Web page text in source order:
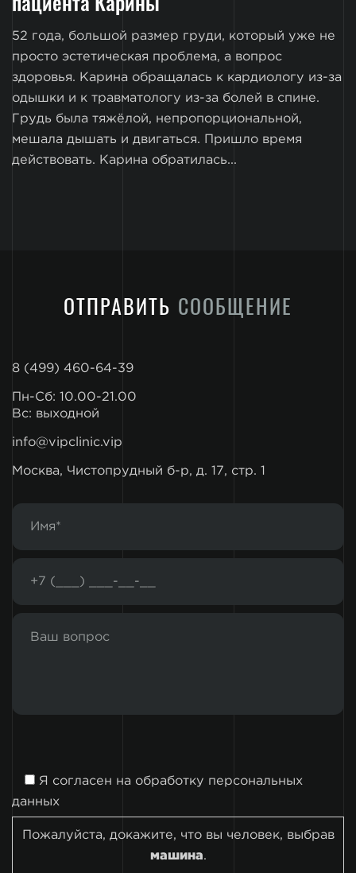
52 года, большой размер груди, который уже не
просто эстетическая проблема, а вопрос
здоровья. Карина обращалась к кардиологу из-за
одышки и к травматологу из-за болей в спине.
Грудь была тяжёлой, непропорциональной,
мешала дышать и двигаться. Пришло время
действовать. Карина обратилась...
ОТПРАВИТЬ СООБЩЕНИЕ
8 (499) 460-64-39
Пн-Сб: 10.00-21.00
Вс: выходной
info@vipclinic.vip
Москва, Чистопрудный б-р, д. 17, стр. 1
Я согласен на обработку персональных
данных
Пожалуйста, докажите, что вы человек, выбрав
машина.